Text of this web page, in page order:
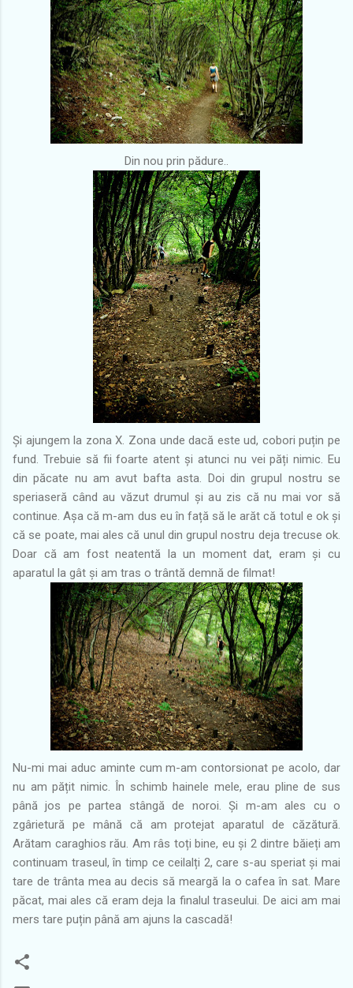
Din nou prin pădure..
Și ajungem la zona X. Zona unde dacă este ud, cobori puțin pe
fund. Trebuie să fii foarte atent și atunci nu vei păți nimic. Eu
din păcate nu am avut bafta asta. Doi din grupul nostru se
speriaseră când au văzut drumul și au zis că nu mai vor să
continue. Așa că m-am dus eu în față să le arăt că totul e ok și
că se poate, mai ales că unul din grupul nostru deja trecuse ok.
Doar că am fost neatentă la un moment dat, eram și cu
aparatul la gât și am tras o trântă demnă de filmat!
Nu-mi mai aduc aminte cum m-am contorsionat pe acolo, dar
nu am pățit nimic. În schimb hainele mele, erau pline de sus
până jos pe partea stângă de noroi. Și m-am ales cu o
zgârietură pe mână că am protejat aparatul de căzătură.
Arătam caraghios rău. Am râs toți bine, eu și 2 dintre băieți am
continuam traseul, în timp ce ceilalți 2, care s-au speriat și mai
tare de trânta mea au decis să meargă la o cafea în sat. Mare
păcat, mai ales că eram deja la finalul traseului. De aici am mai
mers tare puțin până am ajuns la cascadă!